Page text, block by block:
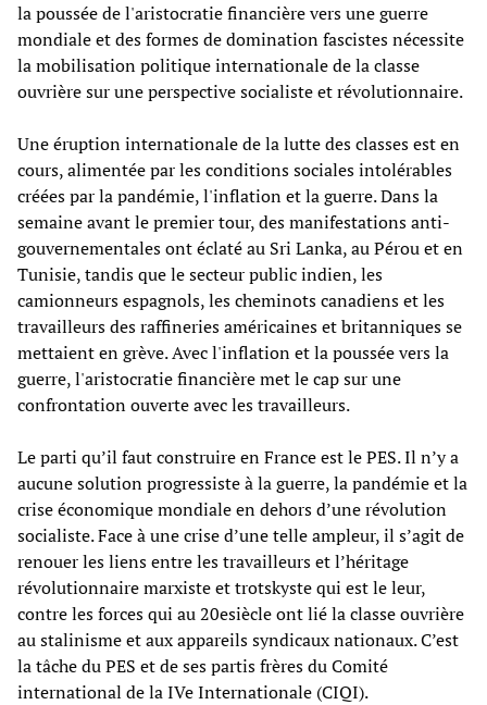
la poussée de l'aristocratie financière vers une guerre
mondiale et des formes de domination fascistes nécessite
la mobilisation politique internationale de la classe
ouvrière sur une perspective socialiste et révolutionnaire.
Une éruption internationale de la lutte des classes est en
cours, alimentée par les conditions sociales intolérables
créées par la pandémie, l'inflation et la guerre. Dans la
semaine avant le premier tour, des manifestations anti-
gouvernementales ont éclaté au Sri Lanka, au Pérou et en
Tunisie, tandis que le secteur public indien, les
camionneurs espagnols, les cheminots canadiens et les
travailleurs des raffineries américaines et britanniques se
mettaient en grève. Avec l'inflation et la poussée vers la
guerre, l'aristocratie financière met le cap sur une
confrontation ouverte avec les travailleurs.
Le parti qu’il faut construire en France est le PES. Il n’y a
aucune solution progressiste à la guerre, la pandémie et la
crise économique mondiale en dehors d’une révolution
socialiste. Face à une crise d’une telle ampleur, il s’agit de
renouer les liens entre les travailleurs et l’héritage
révolutionnaire marxiste et trotskyste qui est le leur,
contre les forces qui au 20esiècle ont lié la classe ouvrière
au stalinisme et aux appareils syndicaux nationaux. C’est
la tâche du PES et de ses partis frères du Comité
international de la IVe Internationale (CIQI).